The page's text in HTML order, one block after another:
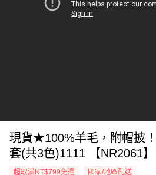
現貨★100%羊毛，附帽披
套(共3色)1111 【NR2061】
超取滿NT$799免運 國家/地區配送